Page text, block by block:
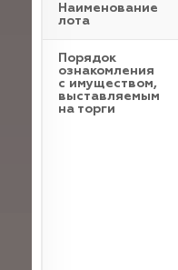
Наименование
лота
Порядок
ознакомления
с имуществом,
выставляемым
на торги